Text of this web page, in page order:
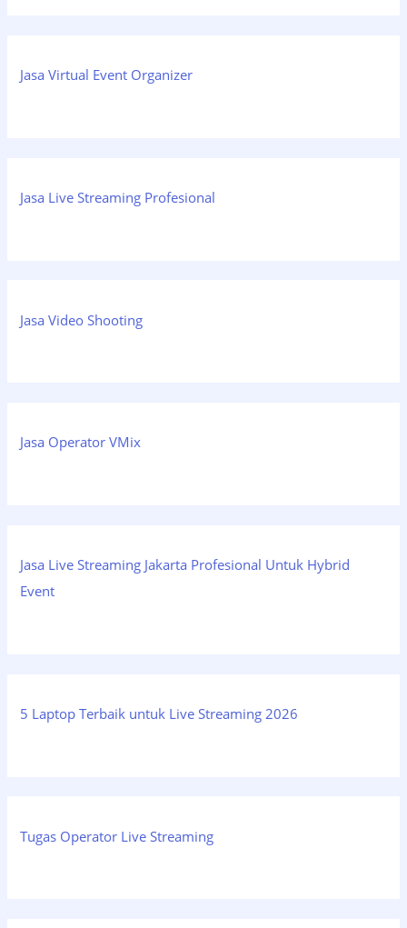
Jasa Virtual Event Organizer
Jasa Live Streaming Profesional
Jasa Video Shooting
Jasa Operator VMix
Jasa Live Streaming Jakarta Profesional Untuk Hybrid
Event
5 Laptop Terbaik untuk Live Streaming 2026
Tugas Operator Live Streaming